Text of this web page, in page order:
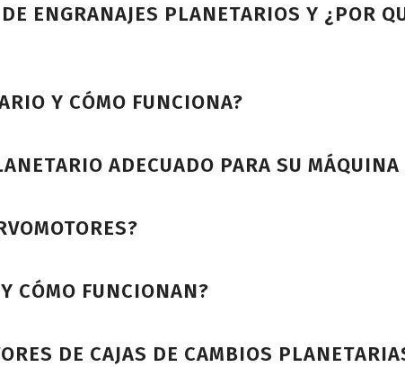
ENGRANAJES PLANETARIOS Y ¿POR
Y CÓMO FUNCIONA?
ADECUADO PARA SU MÁQUINA
CÓMO FUNCIONAN?
DE CAJAS DE CAMBIOS